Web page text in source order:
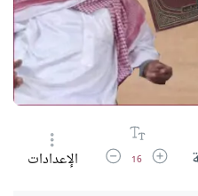
زيادة حجم الخط
16 تقليل حجم الخط
الإعدادات